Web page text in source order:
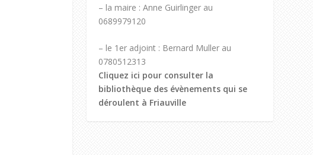
– la maire : Anne Guirlinger au
0689979120
– le 1er adjoint : Bernard Muller au
0780512313
Cliquez ici pour consulter la
bibliothèque des évènements qui se
déroulent à Friauville